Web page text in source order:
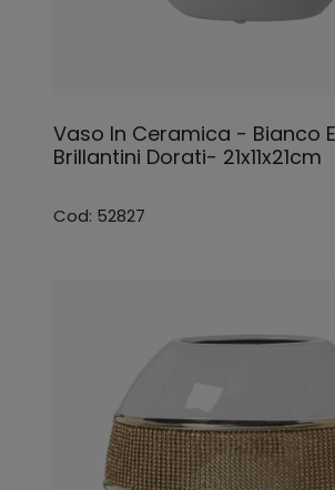
Vaso In Ceramica - Bianco
Brillantini Dorati- 21x11x21cm
Cod: 52827